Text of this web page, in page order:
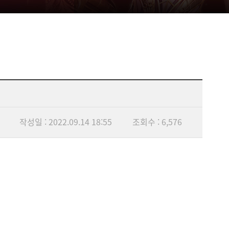
작성일 : 2022.09.14 18:55 조회수 : 6,576